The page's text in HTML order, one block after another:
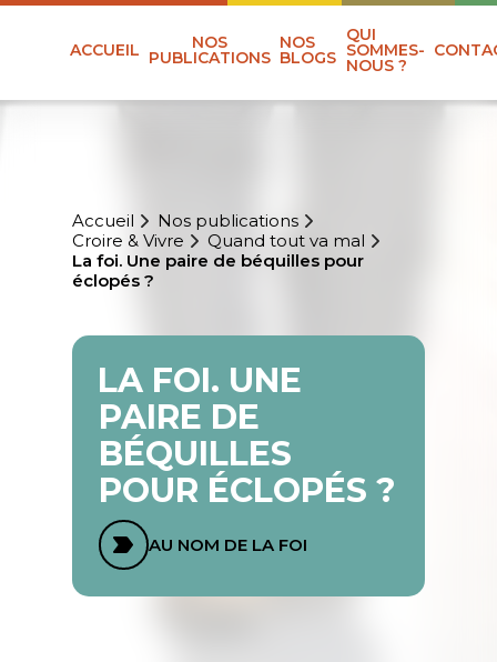
ACCUEIL NOS
PUBLICATIONS
NOS
BLOGS
QUI
SOMMES-
NOUS ?
Accueil
Nos publications
Croire & Vivre
Quand tout va mal
La foi. Une paire de béquilles pour
éclopés ?
LA FOI. UNE
PAIRE DE
BÉQUILLES
POUR ÉCLOPÉS ?
AU NOM DE LA FOI